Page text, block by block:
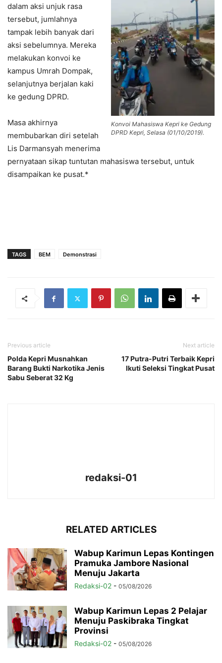
Konvoi Mahasiswa Kepri ke Gedung
DPRD Kepri, Selasa (01/10/2019).
dalam aksi unjuk rasa
tersebut, jumlahnya
tampak lebih banyak dari
aksi sebelumnya. Mereka
melakukan konvoi ke
kampus Umrah Dompak,
selanjutnya berjalan kaki
ke gedung DPRD.
Masa akhirnya
membubarkan diri setelah
Lis Darmansyah menerima
pernyataan sikap tuntutan mahasiswa tersebut, untuk
disampaikan ke pusat.*
TAGS BEM Demonstrasi
Previous article
Polda Kepri Musnahkan
Barang Bukti Narkotika Jenis
Sabu Seberat 32 Kg
Next article
17 Putra-Putri Terbaik Kepri
Ikuti Seleksi Tingkat Pusat
redaksi-01
RELATED ARTICLES
Wabup Karimun Lepas Kontingen
Pramuka Jambore Nasional
Menuju Jakarta
Redaksi-02 - 05/08/2026
Wabup Karimun Lepas 2 Pelajar
Menuju Paskibraka Tingkat
Provinsi
Redaksi-02 - 05/08/2026